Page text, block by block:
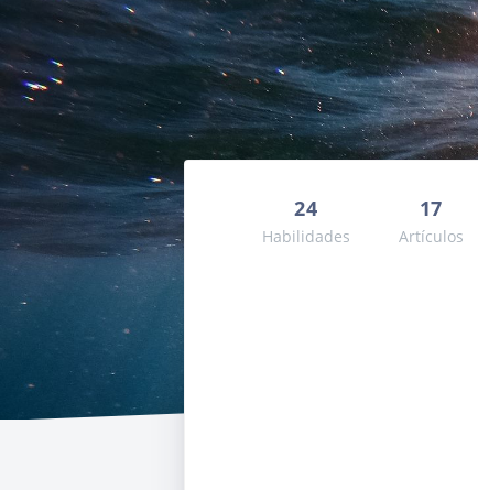
24
Habilidades
17
Artículos